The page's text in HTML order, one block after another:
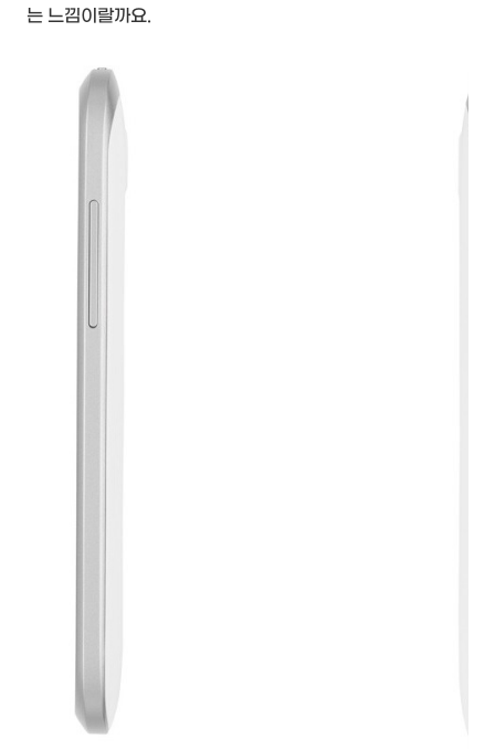
는 느낌이랄까요.